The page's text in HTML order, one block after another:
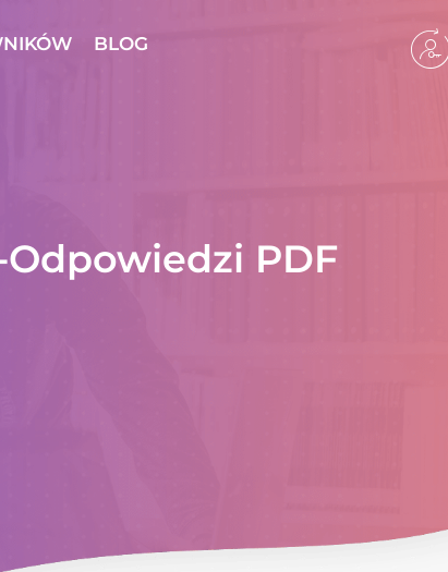
BLOG
PDF